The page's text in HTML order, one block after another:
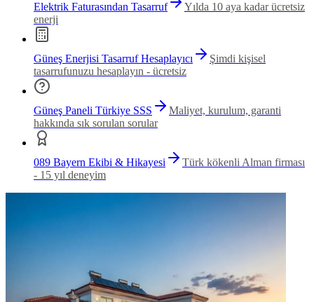
Elektrik Faturasından Tasarruf
Yılda 10 aya kadar ücretsiz
enerji
Güneş Enerjisi Tasarruf Hesaplayıcı
Şimdi kişisel
tasarrufunuzu hesaplayın - ücretsiz
Güneş Paneli Türkiye SSS
Maliyet, kurulum, garanti
hakkında sık sorulan sorular
089 Bayern Ekibi & Hikayesi
Türk kökenli Alman firması
- 15 yıl deneyim